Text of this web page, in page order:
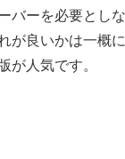
バーを必要とし
が良いかは一概
が人気です。